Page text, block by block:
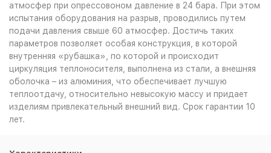
атмосфер при опрессовоном давление в 24 бара. При этом
испытания оборудования на разрыв, проводились путем
подачи давления свыше 60 атмосфер. Достичь таких
параметров позволяет особая конструкция, в которой
внутренняя «рубашка», по которой и происходит
циркуляция теплоносителя, выполнена из стали, а внешняя
оболочка – из алюминия, что обеспечивает лучшую
теплоотдачу, относительно невысокую массу и придает
изделиям привлекательный внешний вид. Срок гарантии 10
лет.